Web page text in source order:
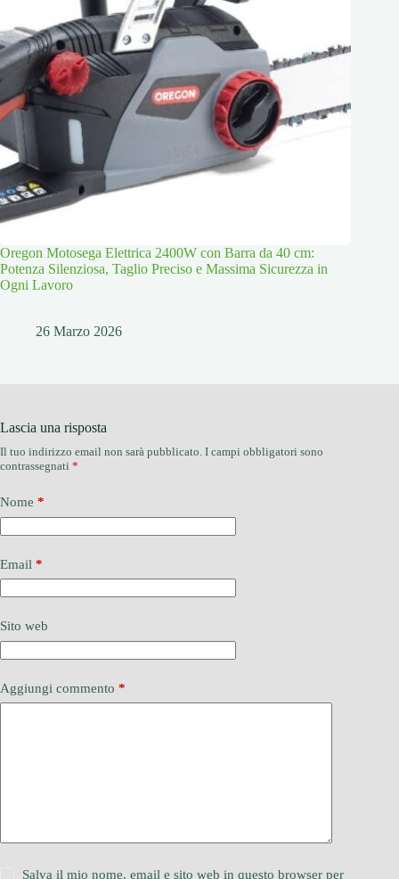
Oregon Motosega Elettrica 2400W con Barra da 40 cm:
Potenza Silenziosa, Taglio Preciso e Massima Sicurezza in
Ogni Lavoro
26 Marzo 2026
Lascia una risposta
Il tuo indirizzo email non sarà pubblicato. I campi obbligatori sono
contrassegnati *
Nome *
Email *
Sito web
Aggiungi commento *
Salva il mio nome, email e sito web in questo browser per